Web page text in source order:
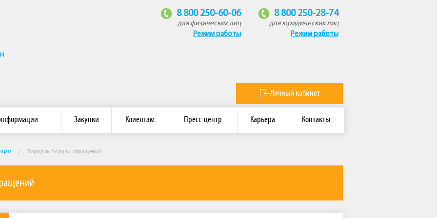
«Восток»
8 800 250-60-06
для физических лиц
Режим работы
8 800 250-28-74
для юридических лиц
Режим работы
Личный кабинет
Закупки Клиентам Пресс-центр Карьера Контакты
/ Порядок подачи обращений